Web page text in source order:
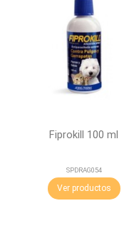
Fiprokill 100 ml
SPDRAG054
Ver productos